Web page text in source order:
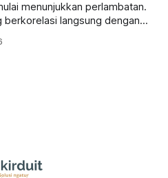
menunjukkan perlambatan.
berkorelasi langsung dengan